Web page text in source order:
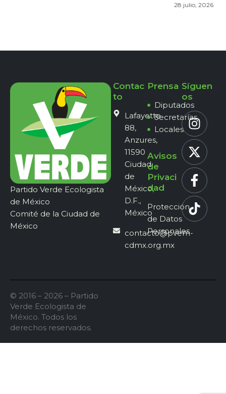
28 julio, 2026
Partido Verde Ecologista
de México
Comité de la Ciudad de
México
Contac
to
Lafayette
88,
Anzures,
11590
Ciudad
de
México,
D.F.,
México
contacto@pvem-
cdmx.org.mx
Prensa
Diputados
Secretarías
Locales
Avisos
de
Privaci
dad
Protección
de Datos
Personales
Síguen
os
© 2016 – 2026 – Partido
Verde Ecologista de
México. Todos los
derechos reservados.